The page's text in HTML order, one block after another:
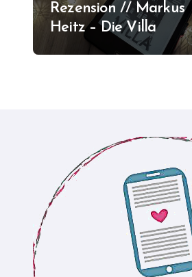
Rezension // Markus
Heitz – Die Villa